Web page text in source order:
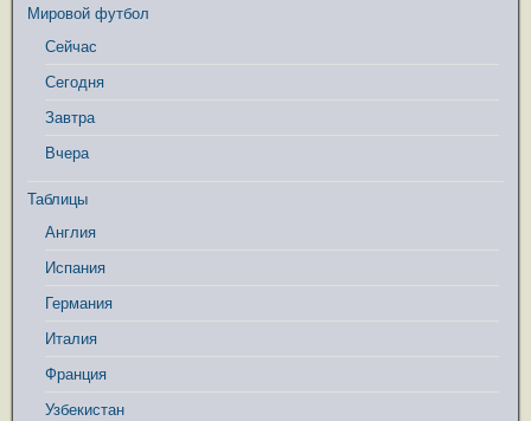
Мировой футбол
Сейчас
Сегодня
Завтра
Вчера
Таблицы
Англия
Испания
Германия
Италия
Франция
Узбекистан